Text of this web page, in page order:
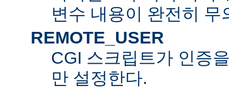
변수 내용이 완전히
REMOTE_USER
CGI 스크립트가 인증
만 설정한다.